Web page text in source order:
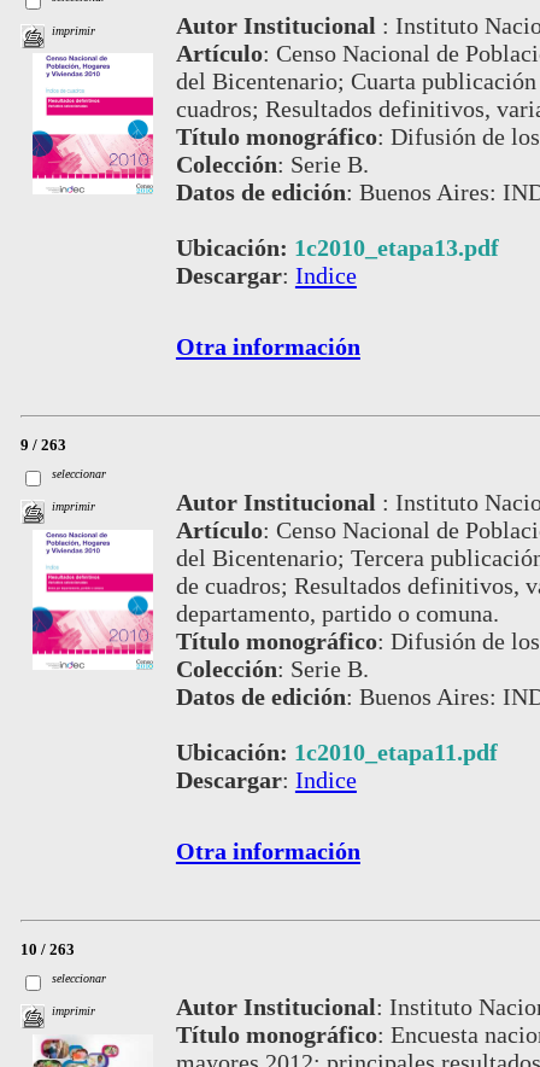
imprimir Autor Institucional : Instituto
Artículo: Censo Nacional de
del Bicentenario; Cuarta
cuadros; Resultados definitivos,
Título monográfico: Difusión de
Colección: Serie B.
Datos de edición: Buenos Aires:
Ubicación: 1c2010_etapa13.pdf
Descargar: Indice
Otra información
9 / 263
seleccionar
imprimir Autor Institucional : Instituto
Artículo: Censo Nacional de
del Bicentenario; Tercera
de cuadros; Resultados definitivos,
departamento, partido o comuna.
Título monográfico: Difusión de
Colección: Serie B.
Datos de edición: Buenos Aires:
Ubicación: 1c2010_etapa11.pdf
Descargar: Indice
Otra información
10 / 263
seleccionar
imprimir Autor Institucional: Instituto
Título monográfico: Encuesta